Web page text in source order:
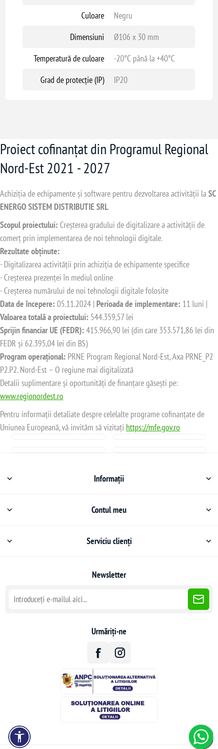
Culoare
Negru
Dimensiuni
Ø106 x 30 mm
Temperatură de culoare
-20°C până la +40°C
Grad de protecție (IP)
IP20
Proiect cofinanțat din Programul Regional
Nord-Est 2021 - 2027
Achiziția de echipamente și software pentru dezvoltarea activității laSC
ENERGO SISTEM DISTRIBUTIE SRL
Scopul proiectului: Creșterea gradului de digitalizare a activității de
comerț prin implementarea de noi tehnologii digitale.
Rezultate obținute:
- Digitalizarea activității prin achiziția de echipamente specifice
- Creșterea prezenței în mediul online
- Creșterea numărului de noi tehnologii digitale folosite
Data de începere: 05.11.2024 | Perioada de implementare: 11 luni |
Valoarea totală a proiectului: 544.359,57 lei
Sprijin financiar UE (FEDR): 415.966,90 lei (din care 353.571,86 lei din
FEDR și 62.395,04 lei din BS)
Program operațional: PRNE Program Regional Nord-Est, Axa PRNE_P2
P2.P2. Nord-Est – O regiune mai digitalizată
Detalii suplimentare și oportunități de finanțare găsești pe:
www.regionordest.ro
Pentru informații detaliate despre celelalte programe cofinanțate de
Uniunea Europeană, vă invităm să vizitați https://mfe.gov.ro
Informații
Contul meu
Serviciu clienți
Newsletter
Urmăriți-ne